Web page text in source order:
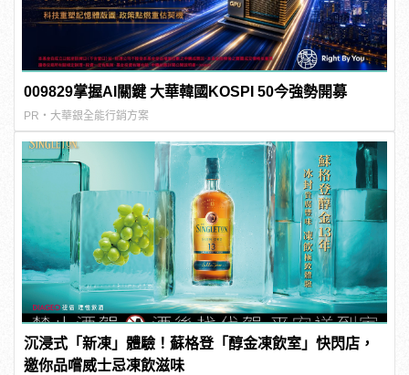
009829掌握AI關鍵 大華韓國KOSPI 50今強勢開募
PR・大華銀全能行銷方案
沉浸式「新凍」體驗！蘇格登「醇金凍飲室」快閃店，
邀你品嚐威士忌凍飲滋味